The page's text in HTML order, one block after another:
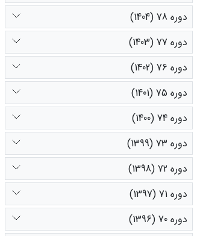
دوره 78 (1404)
دوره 77 (1403)
دوره 76 (1402)
دوره 75 (1401)
دوره 74 (1400)
دوره 73 (1399)
دوره 72 (1398)
دوره 71 (1397)
دوره 70 (1396)